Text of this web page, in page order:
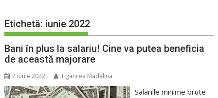
Etichetă: iunie 2022
Bani în plus la salariu! Cine va putea beneficia
de această majorare
2 iunie 2022 Tigancea Madalina
Salariile minime brute